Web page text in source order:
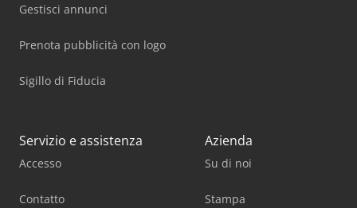
Gestisci annunci
Prenota pubblicità con logo
Sigillo di Fiducia
Servizio e assistenza
Accesso
Contatto
Azienda
Su di noi
Stampa